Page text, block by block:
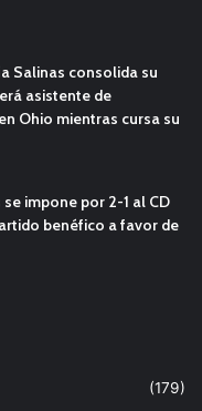
Salinas consolida su
asistente de
Ohio mientras cursa su
impone por 2-1 al CD
benéfico a favor de
(179)